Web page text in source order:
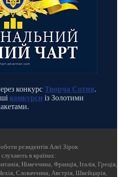
конкурс Творча Сотня.
конкурсиіз Золотими
резидентів Алеї Зірок
слухають в країнах:
Німеччина, Франція, Італія, Греція,
Словаччина, Австрія, Швейцарія,